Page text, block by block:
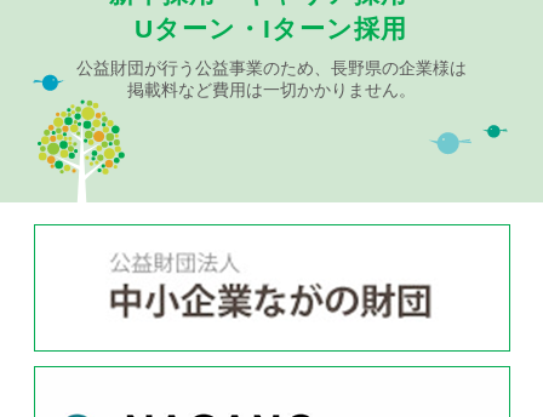
Uターン・Iターン採用
公益財団が行う公益事業のため、長野県の企業様は
掲載料など費用は一切かかりません。